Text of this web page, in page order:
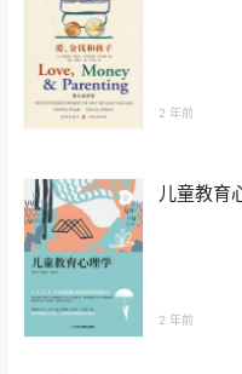
2 年前
儿童教育
2 年前